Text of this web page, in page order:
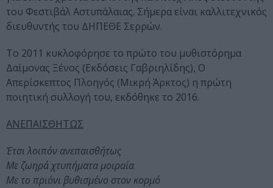
του Φεστιβάλ Αστυπάλαιας. Σήμερα είναι καλλιτεχνικός
διευθυντής του ΔΗΠΕΘΕ Σερρών.
Το 2011 κυκλοφόρησε το πρώτο του μυθιστόρημα
Δαίμονας Ξένος (Εκδόσεις Γαβριηλίδης), Ο
Απερίσκεπτος Πλοηγός (Μικρή Άρκτος) η πρώτη
ποιητική συλλογή του, εκδόθηκε το 2016.
ΑΝΕΠΑΙΣΘΗΤΩΣ
Έτσι λοιπόν ανεπαισθήτως
Με ζωηρά χτυπήματα μοιραία
Με το πριόνι βυθισμένο στον κορμό